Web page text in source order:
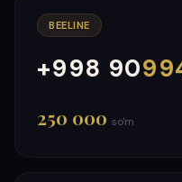
BEELINE
+998 90
000
999
250 000 so'm